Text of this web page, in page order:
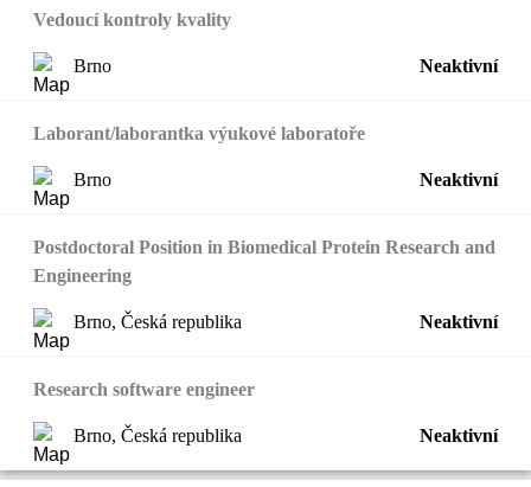
Vedoucí kontroly kvality
Brno Neaktivní
Laborant/laborantka výukové laboratoře
Brno Neaktivní
Postdoctoral Position in Biomedical Protein Research and
Engineering
Brno, Česká republika Neaktivní
Research software engineer
Brno, Česká republika Neaktivní